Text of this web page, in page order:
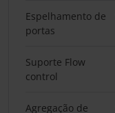
Espelhamento de
portas
Suporte Flow
control
Agregação de